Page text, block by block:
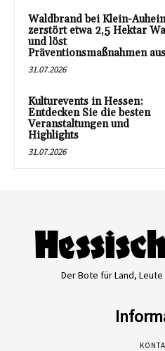
Waldbrand bei Klein-
zerstört etwa 2,5 Hektar
und löst
Präventionsmaßnahmen aus
31.07.2026
Kulturevents in Hessen:
Entdecken Sie die besten
Veranstaltungen und
Highlights
31.07.2026
Der Bote für Land,